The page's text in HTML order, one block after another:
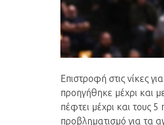
Επιστροφή στις νίκες
προηγήθηκε μέχρι και
πέφτει μέχρι και τους
προβληματισμό για τα